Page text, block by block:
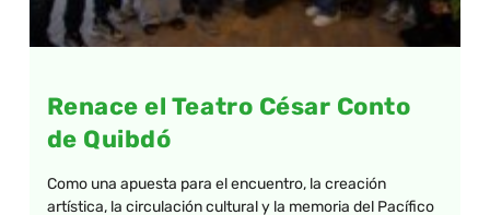
Renace el Teatro César Conto
de Quibdó
Como una apuesta para el encuentro, la creación
artística, la circulación cultural y la memoria del Pacífico